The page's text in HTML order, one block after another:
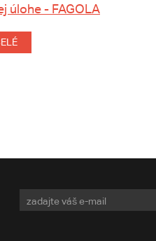
úlohe - FAGOLA